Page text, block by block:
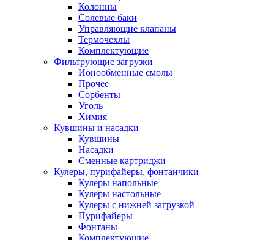
Колонны
Солевые баки
Управляющие клапаны
Термочехлы
Комплектующие
Фильтрующие загрузки
Ионообменные смолы
Прочее
Сорбенты
Уголь
Химия
Кувшины и насадки
Кувшины
Насадки
Сменные картриджи
Кулеры, пурифайеры, фонтанчики
Кулеры напольные
Кулеры настольные
Кулеры с нижней загрузкой
Пурифайеры
Фонтаны
Комплектующие